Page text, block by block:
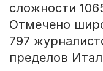
сложности
Отмечено
797
пределов